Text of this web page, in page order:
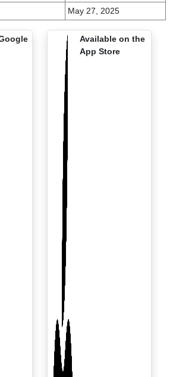
May 27, 2025
Available on the
App Store